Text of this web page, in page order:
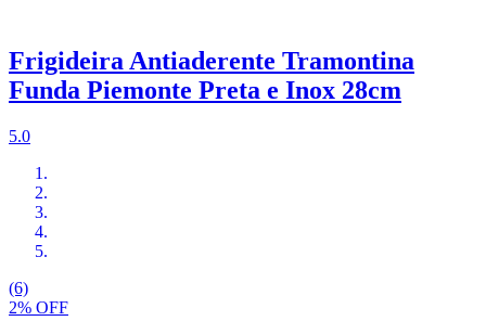
Frigideira Antiaderente Tramontina
Funda Piemonte Preta e Inox 28cm
5.0
(6)
2% OFF